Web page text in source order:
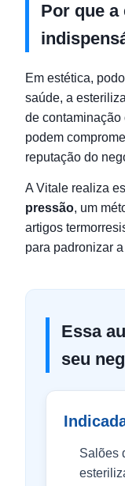
Por que
Em estética,
saúde, a
de
podem
reputação do
A Vitale realiza
pressão, um
artigos
para padronizar
Essa
seu
Salões